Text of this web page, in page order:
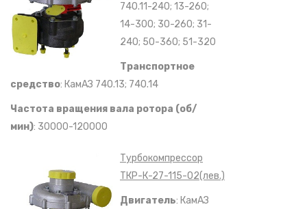
740.11-240; 13-260;
14-300; 30-260; 31-
240; 50-360; 51-320
Транспортное
средство: КамАЗ 740.13; 740.14
Частота вращения вала ротора (об/
мин): 30000-120000
Турбокомпрессор
ТКР-К-27-115-02(лев.)
Двигатель: КамАЗ